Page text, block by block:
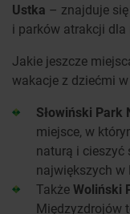
Ustka – znajduje
i parków atrakcji dla
Jakie jeszcze
wakacje z dziećmi
Słowiński Park
miejsce, w
naturą i cieszyć
największych w
TakżeWoliński
Międzyzdrojów